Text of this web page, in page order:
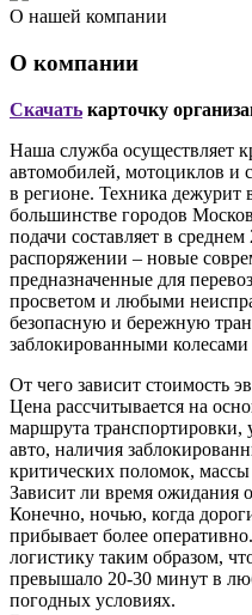
О нашей компании
О компании
Скачать карточку
Наша служба осуществляет
автомобилей, мотоциклов и
в регионе. Техника
большинстве городов
подачи составляет в
распоряжении – новые
предназначенные для
просветом и любыми
безопасную и бережную
заблокированными
От чего зависит стоимость
Цена рассчитывается на
маршрута транспортировки,
авто, наличия
критических поломок,
Зависит ли время ожидания
Конечно, ночью, когда
прибывает более
логистику таким образом,
превышало 20-30 минут в
погодных условиях.